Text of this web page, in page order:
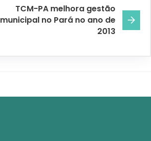
TCM-PA melhora gestão
municipal no Pará no ano de
2013